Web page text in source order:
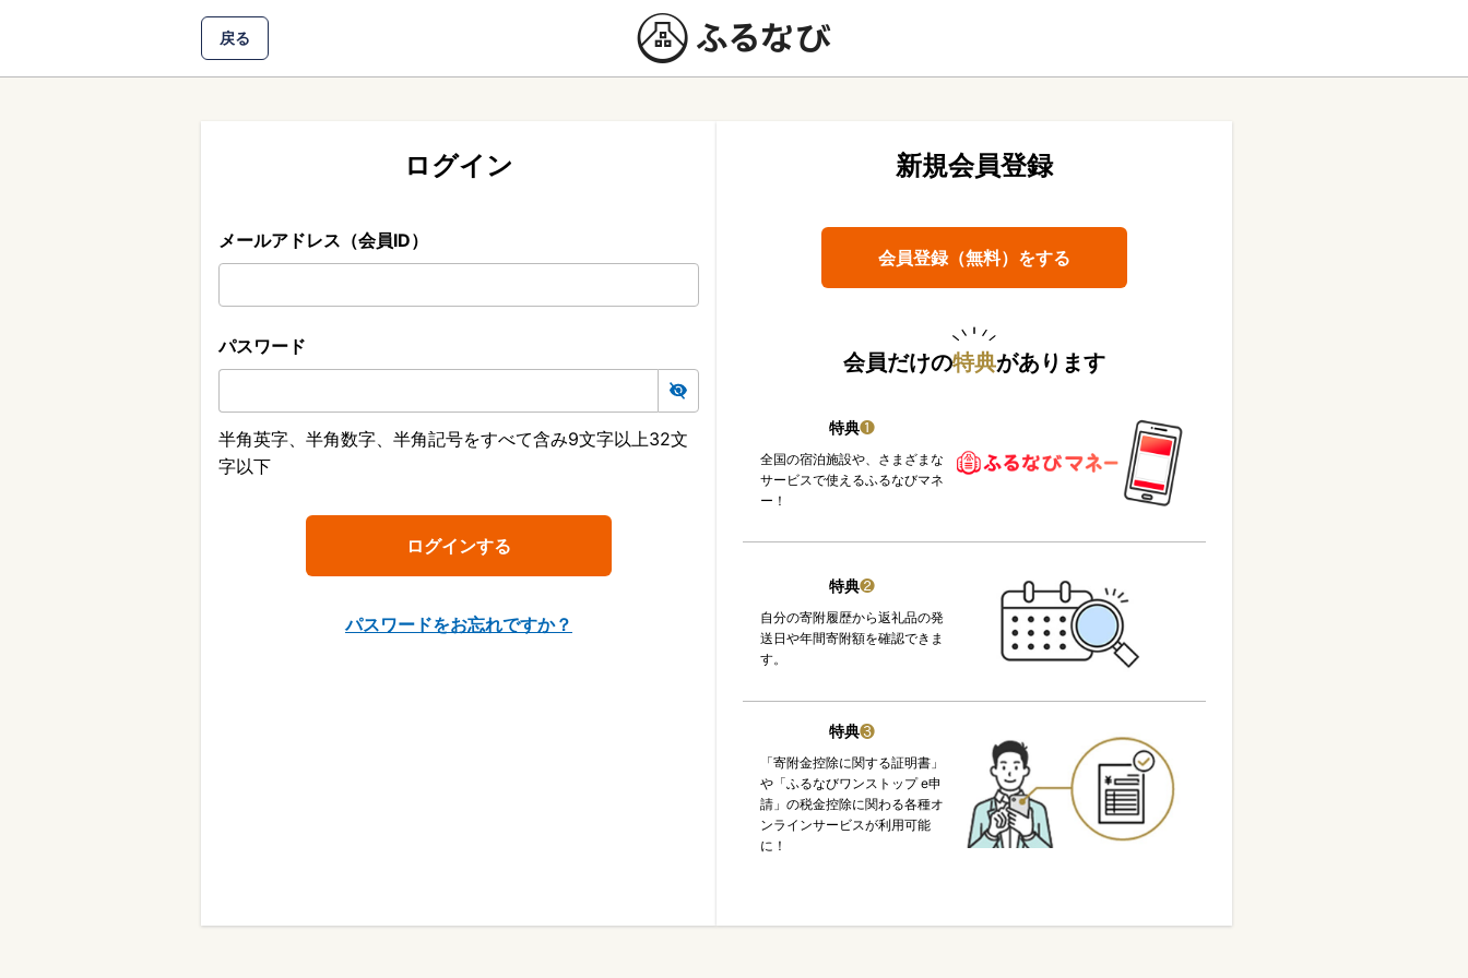
戻る
ログイン
メールアドレス（会員ID）
パスワード
半角英字、半角数字、半角記号をすべて含み9文字以上32文
字以下
パスワードをお忘れですか？
新規会員登録
会員登録（無料）をする
会員だけの特典があります
特典❶
全国の宿泊施設や、さまざまな
サービスで使えるふるなびマネ
ー！
特典❷
自分の寄附履歴から返礼品の発
送日や年間寄附額を確認できま
す。
特典❸
「寄附金控除に関する証明書」
や「ふるなびワンストップ e申
請」の税金控除に関わる各種オ
ンラインサービスが利用可能
に！